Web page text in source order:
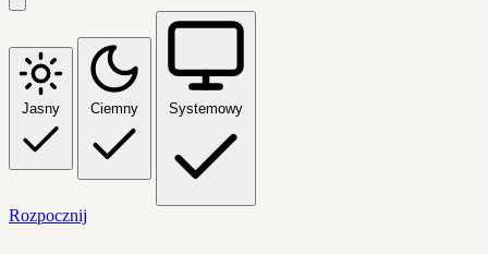
Jasny Ciemny Systemowy
Rozpocznij